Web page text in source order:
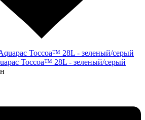
Toccoa™ 28L - зеленый/серый